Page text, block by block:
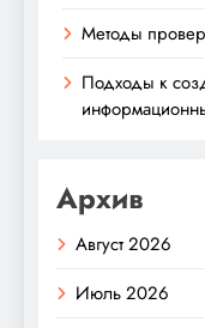
Методы
Подходы к
Архив
Август 2026
Июль 2026